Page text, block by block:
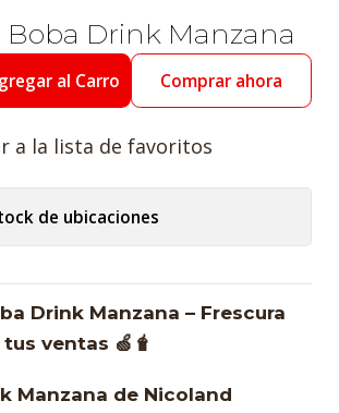
Drink Manzana
al Carro Comprar ahora
a la lista de favoritos
de ubicaciones
Drink Manzana – Frescura
ventas 🍏🧋
Manzana de Nicoland